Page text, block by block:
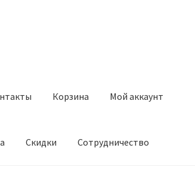
Корзина Мой аккаунт
Скидки Сотрудничество